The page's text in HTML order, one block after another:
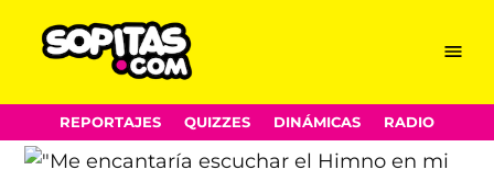
Skip
to
content
Menu
REPORTAJES QUIZZES DINÁMICAS RADIO